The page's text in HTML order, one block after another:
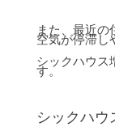
また、最近
空気が停滞し
シックハウス
す。
シックハウ